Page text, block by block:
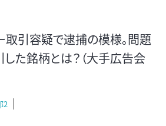
取引容疑で逮捕の模様。問題
た銘柄とは？（大手広告会
2